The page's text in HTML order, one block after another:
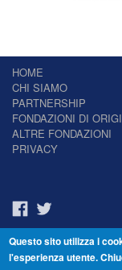
HOME
CHI SIAMO
PARTNERSHIP
FONDAZIONI DI
ALTRE FONDAZIONI
PRIVACY
Questo sito utilizza i
l'esperienza utente.